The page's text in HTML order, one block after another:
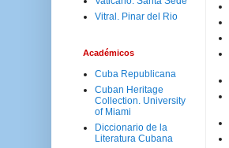
Vitral. Pinar del Rio
Académicos
Cuba Republicana
Cuban Heritage
Collection. University
of Miami
Diccionario de la
Literatura Cubana